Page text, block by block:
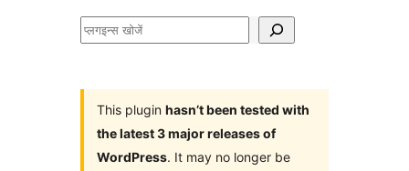
प्लगइन्स
This plugin hasn’t been tested with
the latest 3 major releases of
WordPress. It may no longer be